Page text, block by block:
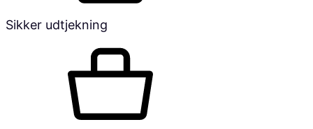
Sikker udtjekning